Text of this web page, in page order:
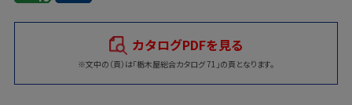
カタログPDFを見る
※文中の（頁）は「栃木屋総合カタログ 71」の頁となります。